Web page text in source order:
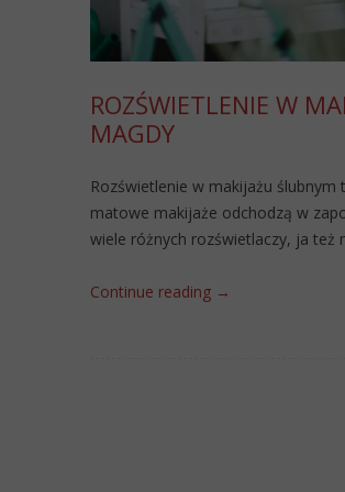
ROZŚWIETLENIE W
MAGDY
Rozświetlenie w makijażu ślubnym
matowe makijaże odchodzą w
wiele różnych rozświetlaczy, ja też
Continue reading →